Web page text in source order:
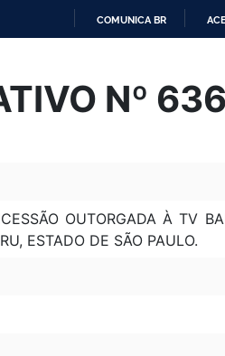
O
CONTEÚDO
COMUNICA BR
Nº
OUTORGADA À TV
ESTADO DE SÃO PAULO.